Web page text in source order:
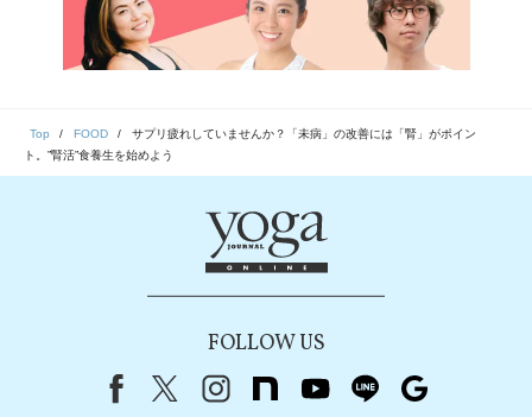
Top FOOD
サプリ疲れしていませんか？「未病」の改善には「腎」がポイン
ト。”腎活”食養生を始めよう
FOLLOW US
FacebookX（旧Twitter）
instagram
note youtubeline